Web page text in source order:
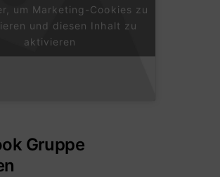
um Marketing-Cookies zu
und diesen Inhalt zu
aktivieren
Gruppe